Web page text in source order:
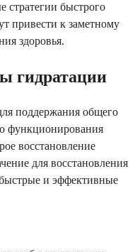
стратегии быстрого
привести к заметному
здоровья.
гидратации
поддержания общего
функционирования
восстановление
для восстановления
и эффективные